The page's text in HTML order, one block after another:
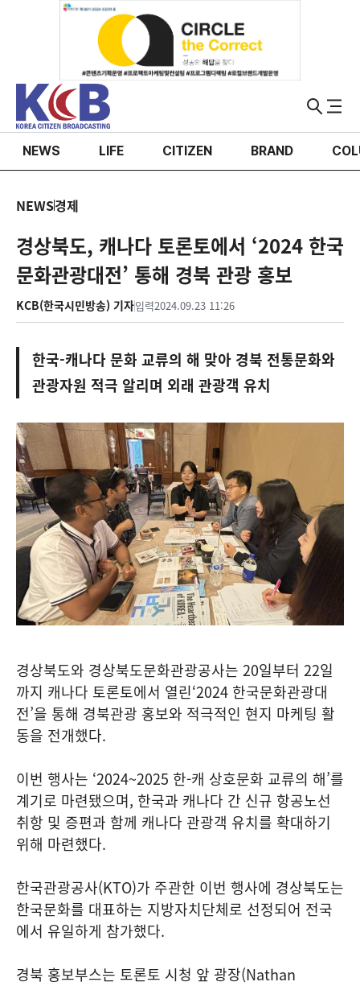
NEWS LIFE CITIZEN BRAND
NEWS경제
경상북도, 캐나다 토론토에서 ‘2024 한국
문화관광대전’ 통해 경북 관광 홍보
KCB(한국시민방송) 기자입력2024.09.23 11:26
한국-캐나다 문화 교류의 해 맞아 경북 전통문화와
관광자원 적극 알리며 외래 관광객 유치
경상북도와 경상북도문화관광공사는 20일부터 22일
까지 캐나다 토론토에서 열린‘2024 한국문화관광대
전’을 통해 경북관광 홍보와 적극적인 현지 마케팅 활
동을 전개했다.
이번 행사는 ‘2024~2025 한-캐 상호문화 교류의 해’를
계기로 마련됐으며, 한국과 캐나다 간 신규 항공노선
취항 및 증편과 함께 캐나다 관광객 유치를 확대하기
위해 마련했다.
한국관광공사(KTO)가 주관한 이번 행사에 경상북도는
한국문화를 대표하는 지방자치단체로 선정되어 전국
에서 유일하게 참가했다.
경북 홍보부스는 토론토 시청 앞 광장(Nathan